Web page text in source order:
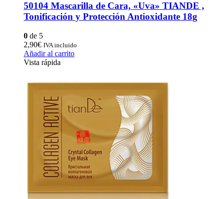
50104 Mascarilla de Cara, «Uva» TIANDE ,
Tonificación y Protección Antioxidante 18g
0 de 5
2,90€ IVA incluido
Añadir al carrito
Vista rápida